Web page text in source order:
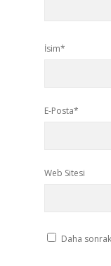
İsim*
E-Posta*
Web Sitesi
Daha